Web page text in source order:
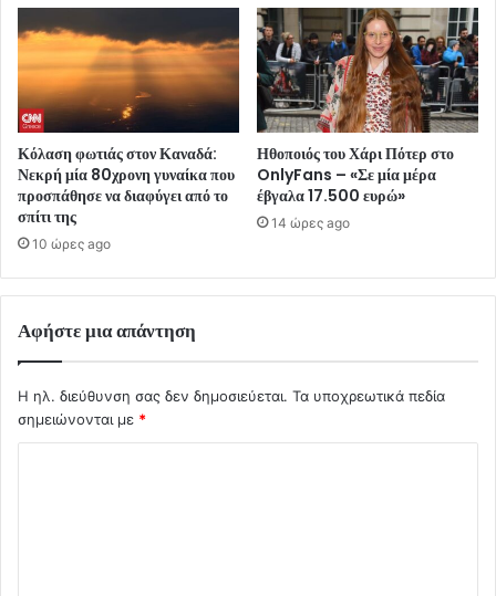
Κόλαση φωτιάς στον Καναδά:
Νεκρή μία 80χρονη γυναίκα που
προσπάθησε να διαφύγει από το
σπίτι της
10 ώρες ago
Ηθοποιός του Χάρι Πότερ στο
OnlyFans – «Σε μία μέρα
έβγαλα 17.500 ευρώ»
14 ώρες ago
Αφήστε μια απάντηση
Η ηλ. διεύθυνση σας δεν δημοσιεύεται. Τα υποχρεωτικά πεδία
σημειώνονται με *